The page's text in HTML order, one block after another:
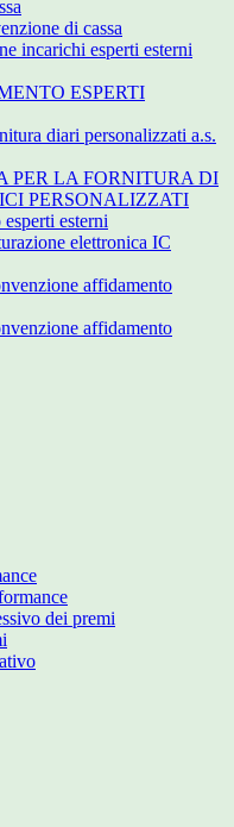
di cassa
incarichi esperti esterni
ESPERTI
diari personalizzati a.s.
PER LA FORNITURA DI
PERSONALIZZATI
esterni
elettronica IC
affidamento
affidamento
dei premi